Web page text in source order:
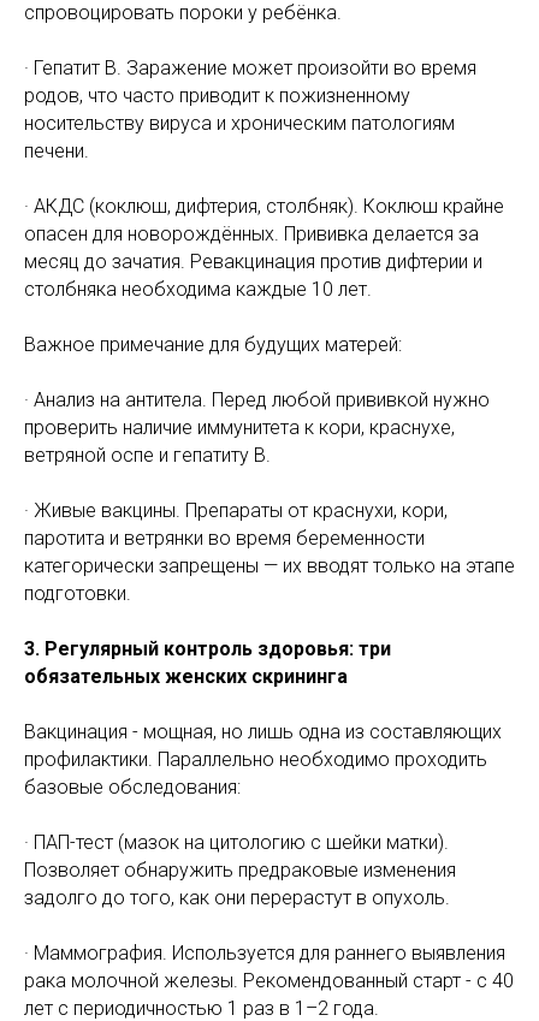
спровоцировать пороки у ребёнка.
· Гепатит В. Заражение может произойти во время
родов, что часто приводит к пожизненному
носительству вируса и хроническим патологиям
печени.
· АКДС (коклюш, дифтерия, столбняк). Коклюш крайне
опасен для новорождённых. Прививка делается за
месяц до зачатия. Ревакцинация против дифтерии и
столбняка необходима каждые 10 лет.
Важное примечание для будущих матерей:
· Анализ на антитела. Перед любой прививкой нужно
проверить наличие иммунитета к кори, краснухе,
ветряной оспе и гепатиту В.
· Живые вакцины. Препараты от краснухи, кори,
паротита и ветрянки во время беременности
категорически запрещены — их вводят только на этапе
подготовки.
3. Регулярный контроль здоровья: три
обязательных женских скрининга
Вакцинация - мощная, но лишь одна из составляющих
профилактики. Параллельно необходимо проходить
базовые обследования:
· ПАП-тест (мазок на цитологию с шейки матки).
Позволяет обнаружить предраковые изменения
задолго до того, как они перерастут в опухоль.
· Маммография. Используется для раннего выявления
рака молочной железы. Рекомендованный старт - с 40
лет с периодичностью 1 раз в 1–2 года.